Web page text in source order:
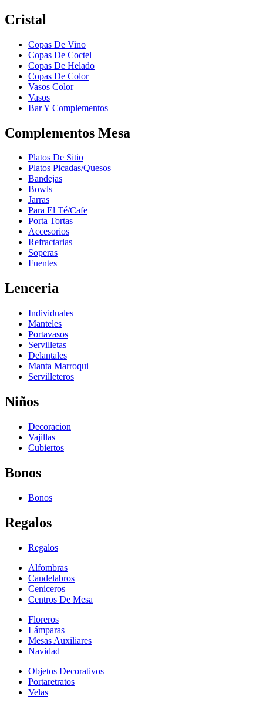
Cristal
Copas De Vino
Copas De Coctel
Copas De Helado
Copas De Color
Vasos Color
Vasos
Bar Y Complementos
Complementos Mesa
Platos De Sitio
Platos Picadas/Quesos
Bandejas
Bowls
Jarras
Para El Té/Cafe
Porta Tortas
Accesorios
Refractarias
Soperas
Fuentes
Lenceria
Individuales
Manteles
Portavasos
Servilletas
Delantales
Manta Marroqui
Servilleteros
Niños
Decoracion
Vajillas
Cubiertos
Bonos
Bonos
Regalos
Regalos
Alfombras
Candelabros
Ceniceros
Centros De Mesa
Floreros
Lámparas
Mesas Auxiliares
Navidad
Objetos Decorativos
Portaretratos
Velas